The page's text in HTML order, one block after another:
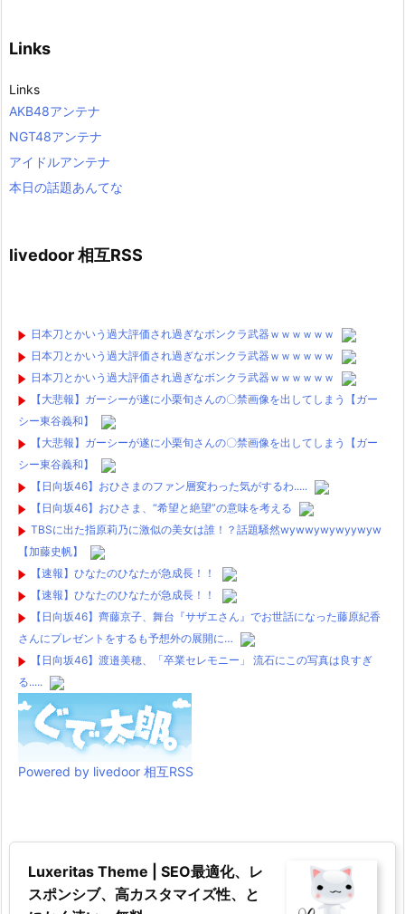
Links
Links
AKB48アンテナ
NGT48アンテナ
アイドルアンテナ
本日の話題あんてな
livedoor 相互RSS
日本刀とかいう過大評価され過ぎなボンクラ武器ｗｗｗｗｗｗ
日本刀とかいう過大評価され過ぎなボンクラ武器ｗｗｗｗｗｗ
日本刀とかいう過大評価され過ぎなボンクラ武器ｗｗｗｗｗｗ
【大悲報】ガーシーが遂に小栗旬さんの〇禁画像を出してしまう【ガー
シー東谷義和】
【大悲報】ガーシーが遂に小栗旬さんの〇禁画像を出してしまう【ガー
シー東谷義和】
【日向坂46】おひさまのファン層変わった気がするわ.....
【日向坂46】おひさま、“希望と絶望”の意味を考える
TBSに出た指原莉乃に激似の美女は誰！？話題騒然wywwywywyywyw
【加藤史帆】
【速報】ひなたのひなたが急成長！！
【速報】ひなたのひなたが急成長！！
【日向坂46】齊藤京子、舞台『サザエさん』でお世話になった藤原紀香
さんにプレゼントをするも予想外の展開に…
【日向坂46】渡邉美穂、「卒業セレモニー」 流石にこの写真は良すぎ
る.....
Powered by livedoor 相互RSS
Luxeritas Theme | SEO最適化、レ
スポンシブ、高カスタマイズ性、と